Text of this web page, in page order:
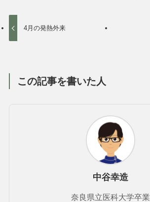
4月の発熱外来
この記事を書いた人
中谷幸造
奈良県立医科大学卒業